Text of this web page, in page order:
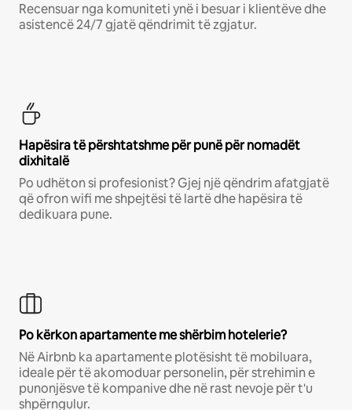
Recensuar nga komuniteti ynë i besuar i klientëve dhe
asistencë 24/7 gjatë qëndrimit të zgjatur.
Hapësira të përshtatshme për punë për nomadët
dixhitalë
Po udhëton si profesionist? Gjej një qëndrim afatgjatë
që ofron wifi me shpejtësi të lartë dhe hapësira të
dedikuara pune.
Po kërkon apartamente me shërbim hotelerie?
Në Airbnb ka apartamente plotësisht të mobiluara,
ideale për të akomoduar personelin, për strehimin e
punonjësve të kompanive dhe në rast nevoje për t'u
shpërngulur.